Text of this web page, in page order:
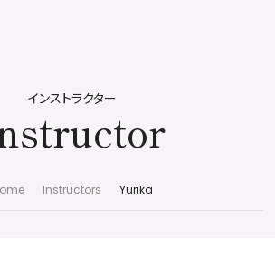
インストラクター
Instructors Yurika